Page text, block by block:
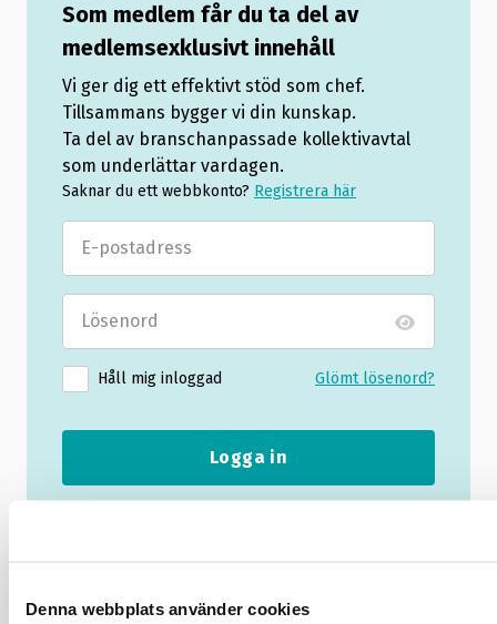
Denna webbplats använder cookies
Som medlem får du ta del av
medlemsexklusivt innehåll
Vi ger dig ett effektivt stöd som chef.
Tillsammans bygger vi din kunskap.
Ta del av branschanpassade kollektivavtal
som underlättar vardagen.
Saknar du ett webbkonto? Registrera här
Håll mig inloggad Glömt lösenord?
Logga in